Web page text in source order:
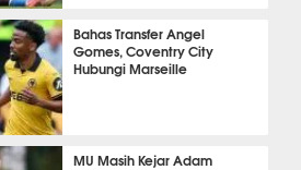
detik lalu
Bahas Transfer Angel
Gomes, Coventry City
Hubungi Marseille
detik lalu
MU Masih Kejar Adam